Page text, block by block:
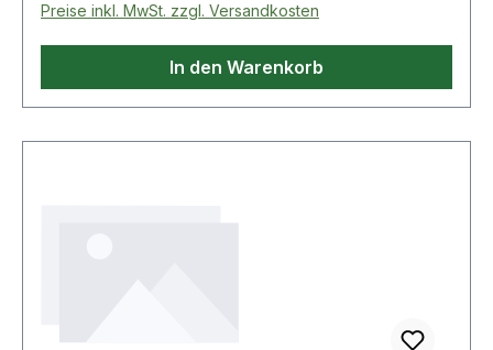
Preise inkl. MwSt. zzgl. Versandkosten
In den Warenkorb